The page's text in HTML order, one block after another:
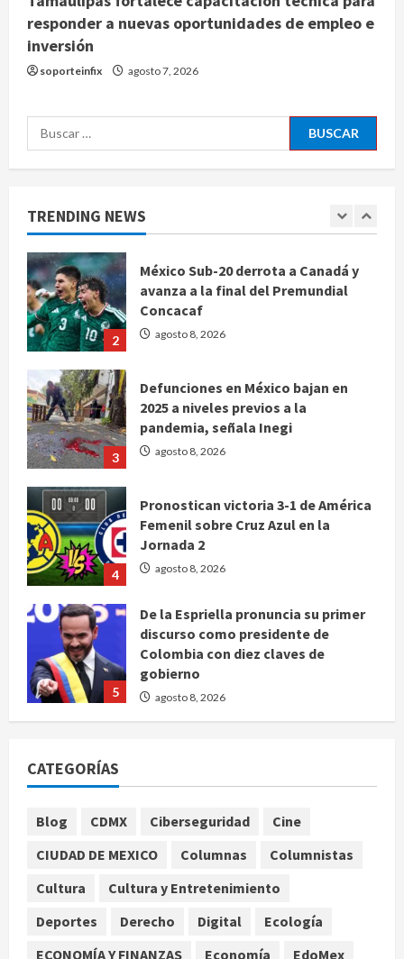
responder a nuevas oportunidades de empleo e
inversión
soporteinfix agosto 7, 2026
Buscar:
TRENDING NEWS
gobierno
1 agosto 8, 2026
2
avanza a la final del Premundial
agosto 8, 2026
3
Defunciones en México bajan en
2025 a niveles previos a la
agosto 8, 2026
Pronostican victoria 3-1 de América
Femenil sobre Cruz Azul en la
agosto 8, 2026
De la Espriella pronuncia su primer
discurso como presidente de
gobierno
agosto 8, 2026
Muere a los 26 años Sydney Towle,
influencer que documentó su lucha
2
México Sub-20 derrota a Canadá y
Concacaf
agosto 8, 2026
2025 a niveles previos a la
pandemia, señala Inegi
CATEGORÍAS
Blog CDMX Ciberseguridad
Cine
CIUDAD DE MEXICO
Columnas
Columnistas
Cultura
Cultura y Entretenimiento
Deportes
Derecho Digital
Ecología
ECONOMÍA Y FINANZAS
Economía EdoMex